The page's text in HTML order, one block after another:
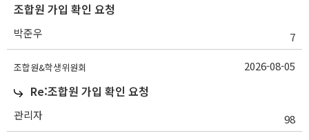
조합원 가입 확인 요청
박준우 7
조합원&학생위원회
Re:조합원 가입 확인 요청
관리자 98
2026-08-05